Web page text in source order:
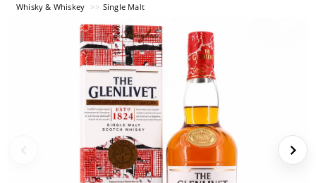
Whisky & Whiskey Single Malt